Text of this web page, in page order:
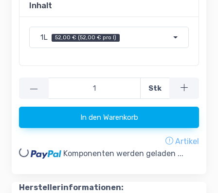
Inhalt
1L 52,00 € (52,00 € pro l)
— Stk
In den Warenkorb
Artikel
Komponenten werden geladen ...
Herstellerinformationen: